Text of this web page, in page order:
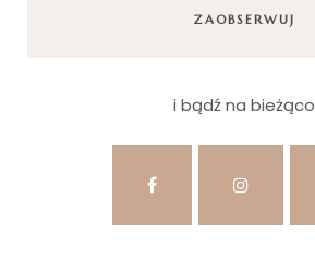
ZAOBSERWUJ
i bądź na bieżąco